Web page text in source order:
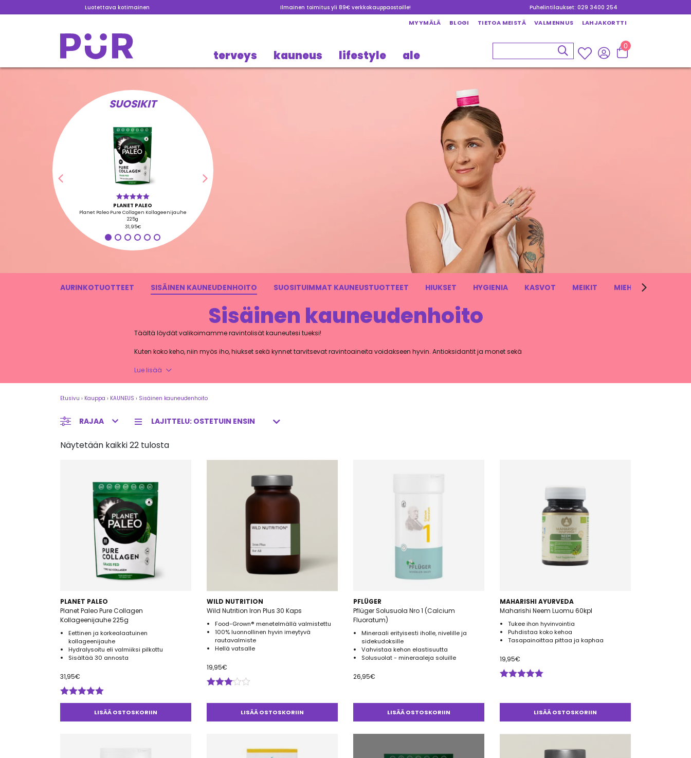
Luotettava kotimainen Ilmainen toimitus yli 89€ verkkokauppaostoille! Puhelintilaukset: 029 3400 254
MYYMÄLÄ BLOGI TIETOA MEISTÄ VALMENNUS LAHJAKORTTI
terveys kauneus lifestyle ale
0
SUOSIKIT
Arvostelu
tuotteesta:
5.00/ 5
PLANET PALEO
Planet Paleo Pure Collagen Kollageenijauhe
225g
31,95€
LISÄÄ OSTOSKORIIN
Edellinen Seuraava
AURINKOTUOTTEET SISÄINEN KAUNEUDENHOITO SUOSITUIMMAT KAUNEUSTUOTTEET HIUKSET HYGIENIA KASVOT MEIKIT MIEHET
Sisäinen kauneudenhoito
Täältä löydät valikoimamme ravintolisät kauneutesi tueksi!
Kuten koko keho, niin myös iho, hiukset sekä kynnet tarvitsevat ravintoaineita voidakseen hyvin. Antioksidantit ja monet sekä
Lue lisää
Etusivu › Kauppa › KAUNEUS › Sisäinen kauneudenhoito
RAJAA
Näytetään kaikki 22 tulosta
PLANET PALEO
Planet Paleo Pure Collagen
Kollageenijauhe 225g
Eettinen ja korkealaatuinen
kollageenijauhe
Hydralysoitu eli valmiiksi pilkottu
Sisältää 30 annosta
31,95€
Arvostelu
tuotteesta:LISÄÄ OSTOSKORIIN
WILD NUTRITION
Wild Nutrition Iron Plus 30 Kaps
Food-Grown® menetelmällä valmistettu
100% luonnollinen hyvin imeytyvä
rautavalmiste
Hellä vatsalle
19,95€
tuotteesta:
LISÄÄ OSTOSKORIIN
PFLÜGER
Pflüger Solusuola Nro 1 (Calcium
Fluoratum)
Mineraali erityisesti iholle, nivelille ja
sidekudoksille
Vahvistaa kehon elastisuutta
Solusuolat - mineraaleja soluille
26,95€
LISÄÄ OSTOSKORIIN
MAHARISHI AYURVEDA
Maharishi Neem Luomu 60kpl
Tukee ihon hyvinvointia
Puhdistaa koko kehoa
Tasapainoittaa pittaa ja kaphaa
19,95€
5.00/ 5
LISÄÄ OSTOSKORIIN